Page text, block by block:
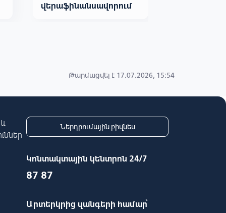
վերաֆինանսավորում
Թարմացվել է 17.07.2026, 15:54
Ներդրումային բիզնես
Կոնտակտային կենտրոն 24/7
87 87
Արտերկրից զանգերի համար՝